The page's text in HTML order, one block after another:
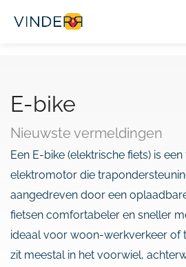
E-bike
Nieuwste vermeldingen
Een E-bike (elektrische fiets) is
elektromotor die
aangedreven door een
fietsen comfortabeler en sneller
ideaal voor woon-werkverkeer of
zit meestal in het voorwiel,